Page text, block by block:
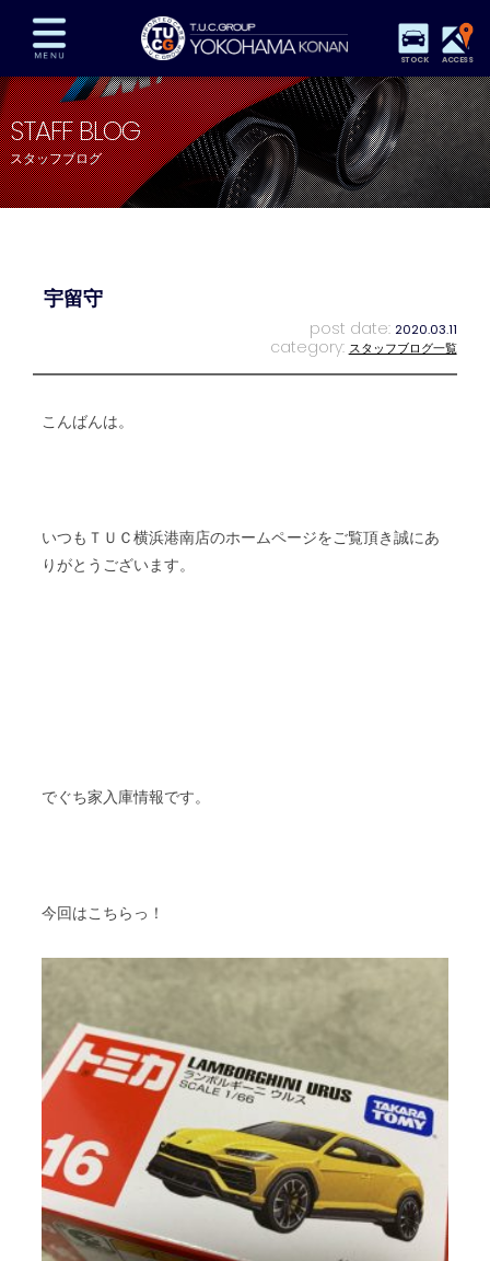
STOCK ACCESS
在庫車両情報 保証&サービス パーツリスト
TUCとは？ 店舗情報 アクセスマップ
全国納車 特別作業 注文販売
STAFF BLOG
スタッフブログ
宇留守
post date: 2020.03.11
category: スタッフブログ一覧
こんばんは。
いつもＴＵＣ横浜港南店のホームページをご覧頂き誠にあ
りがとうございます。
でぐち家入庫情報です。
今回はこちらっ！